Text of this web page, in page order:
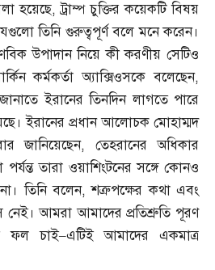
হয়েছে,ট্রাম্প চুক্তির কয়েকটি বিষয়
তিনি গুরুত্বপূর্ণ বলে মনে করেন।
উপাদান নিয়ে কী করণীয় সেটিও
কর্মকর্তা অ্যাক্সিওসকে বলেছেন,
ইরানের তিনদিন লাগতে পারে
ইরানের প্রধান আলোচক মোহাম্মদ
জানিয়েছেন, তেহরানের অধিকার
তারা ওয়াশিংটনের সঙ্গে কোনও
তিনি বলেন,শত্রুপক্ষের কথা এবং
নেই। আমরা আমাদের প্রতিশ্রুতি পূরণ
ফল চাই–এটিই আমাদের একমাত্র